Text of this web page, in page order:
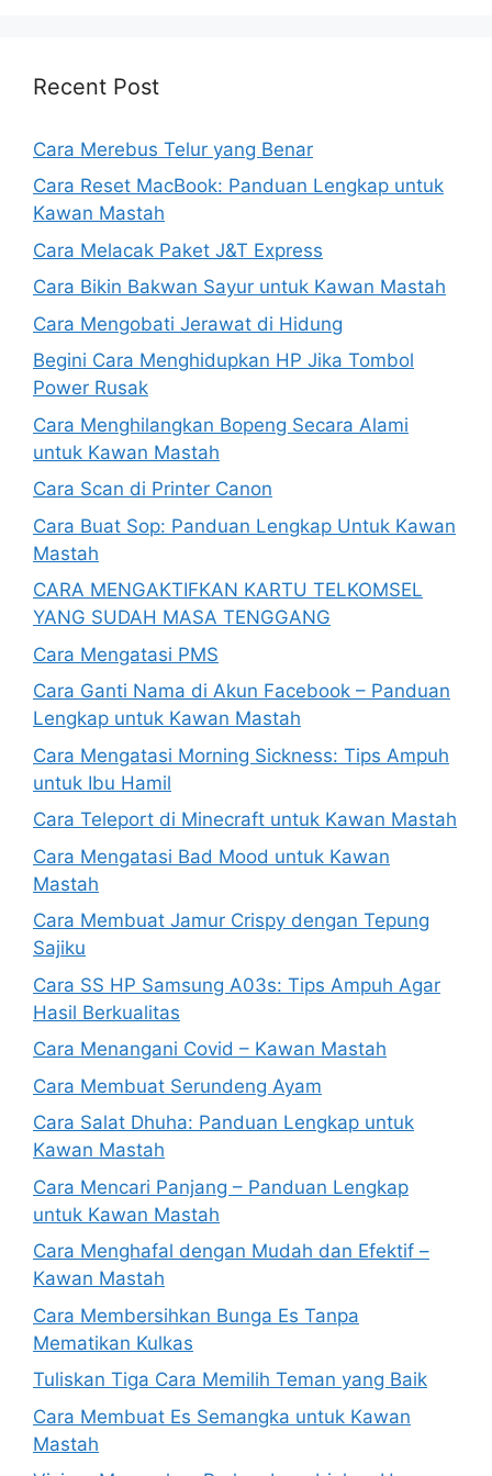
Recent Post
Cara Merebus Telur yang Benar
Cara Reset MacBook: Panduan Lengkap untuk
Kawan Mastah
Cara Melacak Paket J&T Express
Cara Bikin Bakwan Sayur untuk Kawan Mastah
Cara Mengobati Jerawat di Hidung
Begini Cara Menghidupkan HP Jika Tombol
Power Rusak
Cara Menghilangkan Bopeng Secara Alami
untuk Kawan Mastah
Cara Scan di Printer Canon
Cara Buat Sop: Panduan Lengkap Untuk Kawan
Mastah
CARA MENGAKTIFKAN KARTU TELKOMSEL
YANG SUDAH MASA TENGGANG
Cara Mengatasi PMS
Cara Ganti Nama di Akun Facebook – Panduan
Lengkap untuk Kawan Mastah
Cara Mengatasi Morning Sickness: Tips Ampuh
untuk Ibu Hamil
Cara Teleport di Minecraft untuk Kawan Mastah
Cara Mengatasi Bad Mood untuk Kawan
Mastah
Cara Membuat Jamur Crispy dengan Tepung
Sajiku
Cara SS HP Samsung A03s: Tips Ampuh Agar
Hasil Berkualitas
Cara Menangani Covid – Kawan Mastah
Cara Membuat Serundeng Ayam
Cara Salat Dhuha: Panduan Lengkap untuk
Kawan Mastah
Cara Mencari Panjang – Panduan Lengkap
untuk Kawan Mastah
Cara Menghafal dengan Mudah dan Efektif –
Kawan Mastah
Cara Membersihkan Bunga Es Tanpa
Mematikan Kulkas
Tuliskan Tiga Cara Memilih Teman yang Baik
Cara Membuat Es Semangka untuk Kawan
Mastah